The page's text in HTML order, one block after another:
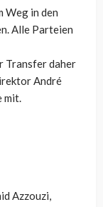
Weg in den
Alle Parteien
Transfer daher
André
mit.
Azzouzi,